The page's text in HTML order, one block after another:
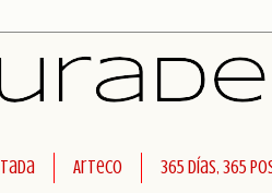
Arteco 365 días, 365